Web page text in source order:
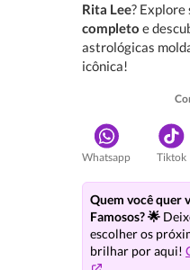
Rita Lee? Explore
completo e
astrológicas
icônica!
Whatsapp Tiktok
Quem você quer
Famosos? 🌟
escolher os
brilhar por aqui!